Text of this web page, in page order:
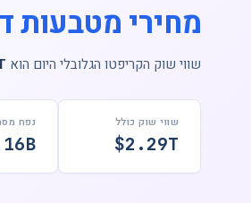
מחירי מטבעות
שווי שוק הקריפטו הגלובלי היום הוא
שווי שוק כולל
$2.29T
נפח מסחר 24